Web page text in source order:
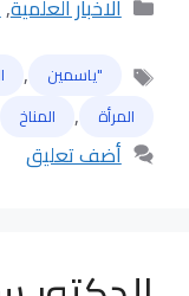
الاخبار العلمية,
الوسوم
"ياسمين ,
المرأة , المناخ
أضف تعليق